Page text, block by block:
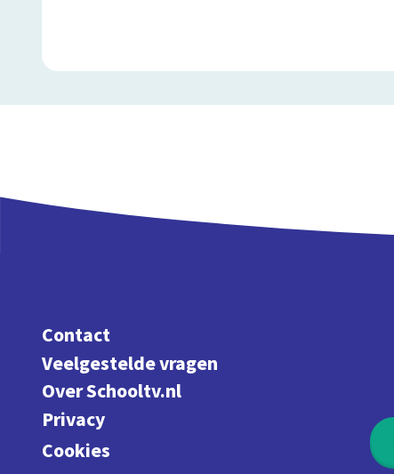
Contact
Veelgestelde vragen
Over Schooltv.nl
Privacy
Cookies